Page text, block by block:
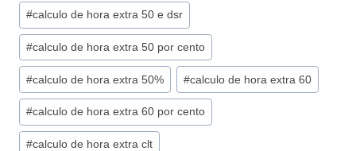
#calculo de hora extra 50 e dsr
#calculo de hora extra 50 por cento
#calculo de hora extra 50% #calculo de hora extra 60
#calculo de hora extra 60 por cento
#calculo de hora extra clt